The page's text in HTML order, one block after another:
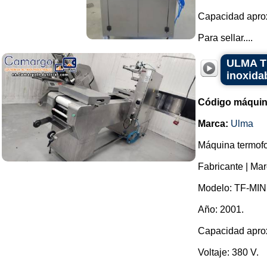
Capacidad
Para sellar....
ULMA
Código
Marca: Ulma
Máquina
Fabricante |
Modelo: TF-
Año: 2001.
Capacidad
Voltaje: 380 V.